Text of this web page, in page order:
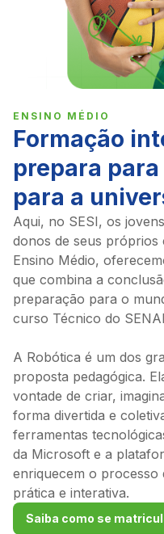
ENSINO MÉDIO
Formação
prepara
para a
Aqui, no SESI, os
donos de seus próprios
Ensino Médio,
que combina a
preparação para o
curso Técnico do
A Robótica é um dos
proposta pedagógica.
vontade de criar,
forma divertida e
ferramentas
da Microsoft e a
enriquecem o processo
prática e interativa.
Saiba como se